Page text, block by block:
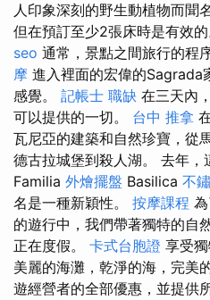
人印象深刻的野生動植物而聞
但在預訂至少2張床時是有效的
seo 通常，景點之間旅行的程
摩 進入裡面的宏偉的Sagrada
感覺。 記帳士 職缺 在三天內
可以提供的一切。 台中 推拿
瓦尼亞的建築和自然珍寶，從
德古拉城堡到殺人湖。 去年
Familia 外燴擺盤 Basilica 不
名是一種新穎性。 按摩課程
的遊行中，我們帶著獨特的自
正在度假。 卡式台胞證 享受
美麗的海灘，乾淨的海，完美
遊經營者的全部優惠，並提供